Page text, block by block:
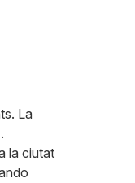
La
la ciutat